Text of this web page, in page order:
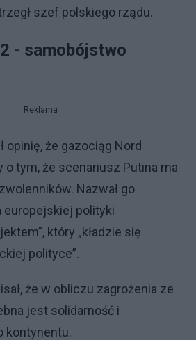
szef polskiego rządu.
- samobójstwo
Reklama
opinię, że gazociąg Nord
o tym, że scenariusz Putina ma
Nazwał go
europejskiej polityki
który „kładzie się
polityce”.
że w obliczu zagrożenia ze
jest solidarność i
kontynentu.